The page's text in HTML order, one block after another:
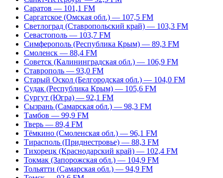
Саратов — 101,1 FM
Саргатское (Омская обл.) — 107,5 FM
Светлоград (Ставропольский край) — 103,3 FM
Севастополь — 103,7 FM
Симферополь (Республика Крым) — 89,3 FM
Смоленск — 88,4 FM
Советск (Калининградская обл.) — 106,9 FM
Ставрополь — 93,0 FM
Старый Оскол (Белгородская обл.) — 104,0 FM
Судак (Республика Крым) — 105,6 FM
Сургут (Югра) — 92,1 FM
Сызрань (Самарская обл.) — 98,3 FM
Тамбов — 99,9 FM
Тверь — 89,4 FM
Тёмкино (Смоленская обл.) — 96,1 FM
Тирасполь (Приднестровье) — 88,3 FM
Тихорецк (Краснодарский край) — 102,4 FM
Токмак (Запорожская обл.) — 104,9 FM
Тольятти (Самарская обл.) — 94,9 FM